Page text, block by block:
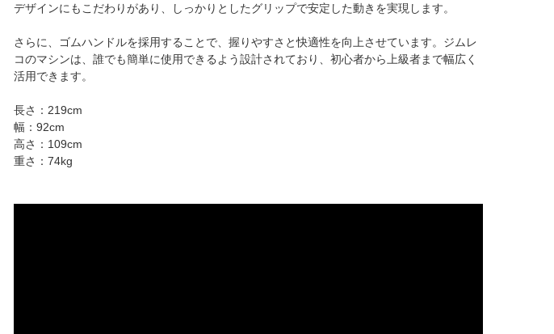
デザインにもこだわりがあり、しっかりとしたグリップで安定した動きを実現します。
さらに、ゴムハンドルを採用することで、握りやすさと快適性を向上させています。ジムレ
コのマシンは、誰でも簡単に使用できるよう設計されており、初心者から上級者まで幅広く
活用できます。
長さ：219cm
幅：92cm
高さ：109cm
重さ：74kg